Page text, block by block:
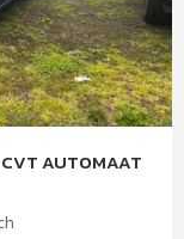
AUTOMAAT